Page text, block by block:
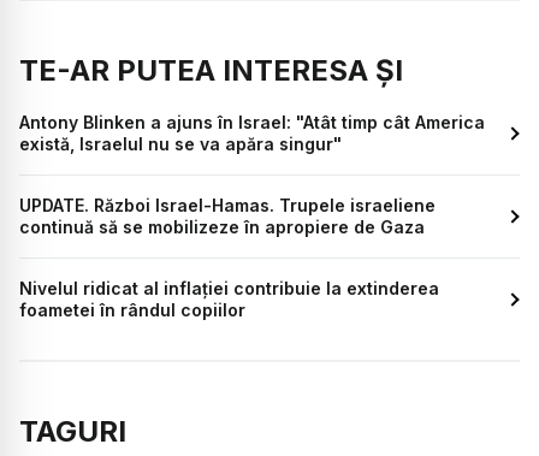
TE-AR PUTEA INTERESA ȘI
Antony Blinken a ajuns în Israel: "Atât timp cât America
există, Israelul nu se va apăra singur"
UPDATE. Război Israel-Hamas. Trupele israeliene
continuă să se mobilizeze în apropiere de Gaza
Nivelul ridicat al inflaţiei contribuie la extinderea
foametei în rândul copiilor
TAGURI